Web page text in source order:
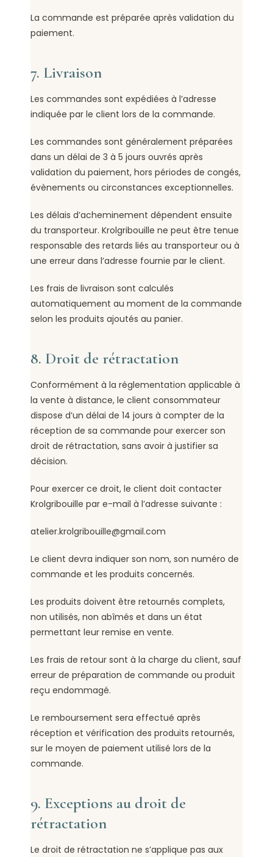
La commande est préparée après validation du
paiement.
7. Livraison
Les commandes sont expédiées à l’adresse
indiquée par le client lors de la commande.
Les commandes sont généralement préparées
dans un délai de 3 à 5 jours ouvrés après
validation du paiement, hors périodes de congés,
évènements ou circonstances exceptionnelles.
Les délais d’acheminement dépendent ensuite
du transporteur. Krolgribouille ne peut être tenue
responsable des retards liés au transporteur ou à
une erreur dans l’adresse fournie par le client.
Les frais de livraison sont calculés
automatiquement au moment de la commande
selon les produits ajoutés au panier.
8. Droit de rétractation
Conformément à la réglementation applicable à
la vente à distance, le client consommateur
dispose d’un délai de 14 jours à compter de la
réception de sa commande pour exercer son
droit de rétractation, sans avoir à justifier sa
décision.
Pour exercer ce droit, le client doit contacter
Krolgribouille par e-mail à l’adresse suivante :
atelier.krolgribouille@gmail.com
Le client devra indiquer son nom, son numéro de
commande et les produits concernés.
Les produits doivent être retournés complets,
non utilisés, non abîmés et dans un état
permettant leur remise en vente.
Les frais de retour sont à la charge du client, sauf
erreur de préparation de commande ou produit
reçu endommagé.
Le remboursement sera effectué après
réception et vérification des produits retournés,
sur le moyen de paiement utilisé lors de la
commande.
9. Exceptions au droit de
rétractation
Le droit de rétractation ne s’applique pas aux